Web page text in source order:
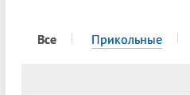
Все Прикольные